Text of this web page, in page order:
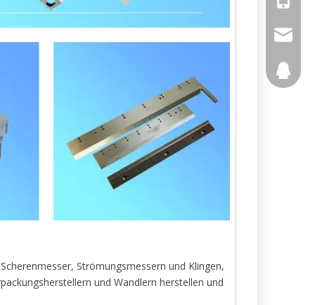
Strömungsmessern und Klingen,
und Wandlern herstellen und